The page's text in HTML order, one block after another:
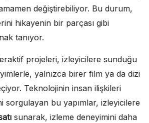
değiştirebiliyor. Bu durum,
hikayenin bir parçası gibi
tanıyor.
projeleri, izleyicilere sunduğu
yalnızca birer film ya da dizi
Teknolojinin insan ilişkileri
sorgulayan bu yapımlar, izleyicilere
sunarak, izleme deneyimini daha